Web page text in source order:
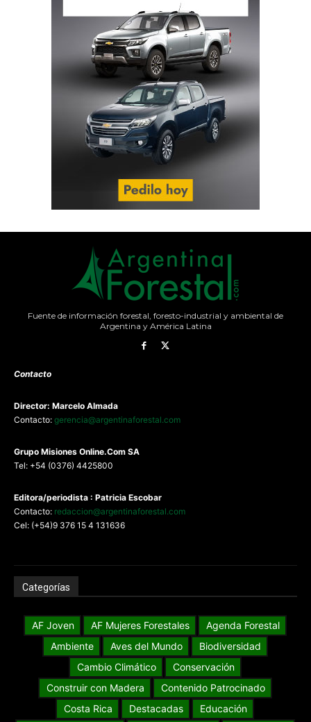
Fuente de información forestal, foresto-industrial y ambiental de
Argentina y América Latina
Contacto
Director: Marcelo Almada
Contacto: gerencia@argentinaforestal.com
Grupo Misiones Online.Com SA
Tel: +54 (0376) 4425800
Editora/periodista : Patricia Escobar
Contacto: redaccion@argentinaforestal.com
Cel: (+54)9 376 15 4 131636
Categorías
AF Joven AF Mujeres Forestales
Agenda Forestal
Ambiente
Aves del Mundo
Biodiversidad
Cambio Climático
Conservación
Construir con Madera
Contenido Patrocinado
Costa Rica
Destacadas
Educación